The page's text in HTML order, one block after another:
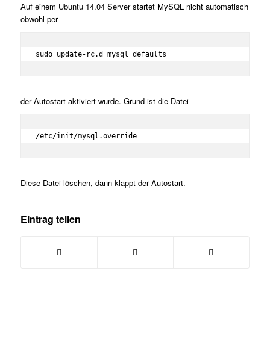
Auf einem Ubuntu 14.04 Server startet MySQL nicht automatisch
obwohl per
sudo update-rc.d mysql defaults
der Autostart aktiviert wurde. Grund ist die Datei
/etc/init/mysql.override
Diese Datei löschen, dann klappt der Autostart.
Eintrag teilen